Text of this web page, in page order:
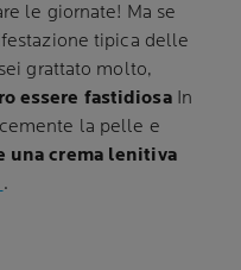
le giornate! Ma se
tipica delle
grattato molto,
essere fastidiosaIn
la pelle e
una crema lenitiva
.